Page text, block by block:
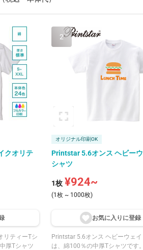
で縫い目
す。
クオリテ
リティーTシ
厚Tシャツ
2
オリジナル印刷OK
Printstar 5.6オンス ヘビー
シャツ
1枚 ¥924~
(1枚 ~ 1000枚)
お気に入りに登録
Printstar 5.6オンス ヘビーウェ
は、綿100％の中厚Tシャツです